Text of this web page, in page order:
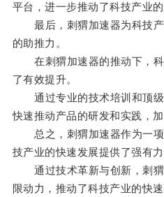
平台，进一步推动了科技产业的
最后，刺猬加速器为科技产
的助推力。
在刺猬加速器的推动下，科
了有效提升。
通过专业的技术培训和顶级
快速推动产品的研发和实践，
总之，刺猬加速器作为一项
技产业的快速发展提供了强有力
通过技术革新与创新，刺猬
限动力，推动了科技产业的快速